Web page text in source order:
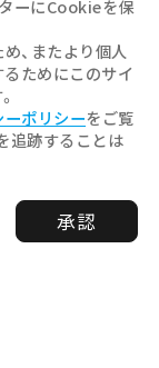
/
City .
ーにCookieを保
、またより個人
ためにこのサイ
ーポリシーをご覧
追跡することは
承認